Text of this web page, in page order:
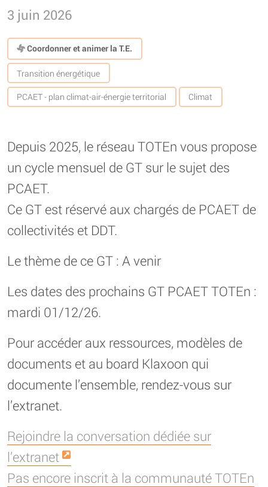
3 juin 2026
Coordonner et animer la T.E.
Transition énergétique
PCAET - plan climat-air-énergie territorial Climat
Depuis 2025, le réseau TOTEn vous propose
un cycle mensuel de GT sur le sujet des
PCAET.
Ce GT est réservé aux chargés de PCAET de
collectivités et DDT.
Le thème de ce GT : A venir
Les dates des prochains GT PCAET TOTEn :
mardi 01/12/26.
Pour accéder aux ressources, modèles de
documents et au board Klaxoon qui
documente l’ensemble, rendez-vous sur
l’extranet.
Rejoindre la conversation dédiée sur
l’extranet
Pas encore inscrit à la communauté TOTEn